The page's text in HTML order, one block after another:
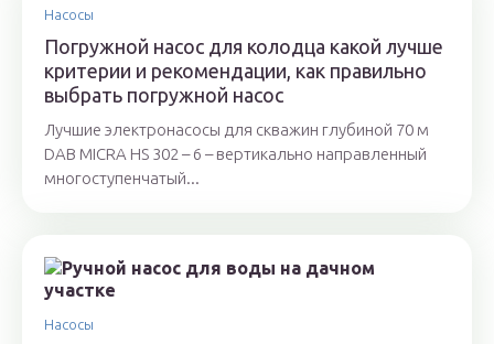
Насосы
Погружной насос для колодца какой лучше
критерии и рекомендации, как правильно
выбрать погружной насос
Лучшие электронасосы для скважин глубиной 70 м
DAB MICRA HS 302 – 6 – вертикально направленный
многоступенчатый...
Насосы